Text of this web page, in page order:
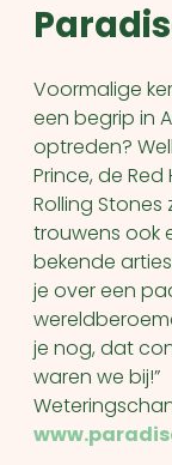
Voormalige
een begrip in
optreden?
Prince, de
Rolling
trouwens ook
bekende
je over een
je nog, dat
waren we bij!”